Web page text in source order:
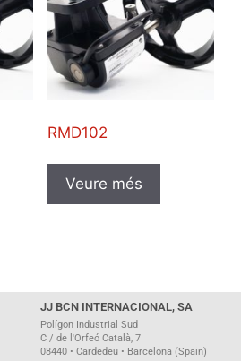
RMD102
Veure més
JJ BCN INTERNACIONAL, SA
Polígon Industrial Sud
C / de l'Orfeó Català, 7
08440 • Cardedeu • Barcelona (Spain)